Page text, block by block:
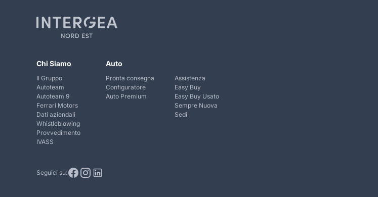
Chi Siamo
Il Gruppo
Autoteam
Autoteam 9
Ferrari Motors
Dati aziendali
Whistleblowing
Provvedimento
IVASS
Auto
Pronta consegna
Configuratore
Auto Premium
Assistenza
Easy Buy
Easy Buy Usato
Sempre Nuova
Sedi
Seguici su: